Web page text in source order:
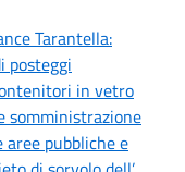
Tarantella:
posteggi
in vetro
somministrazione
pubbliche e